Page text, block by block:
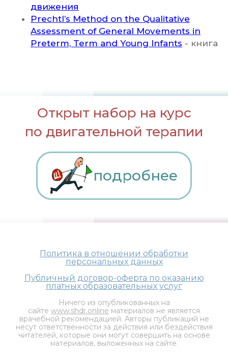
движения
Prechtl’s Method on the Qualitative
Assessment of General Movements in
Preterm, Term and Young Infants - книга
Открыт набор на курс
по двигательной терапии
подробнее
Политика в отношении обработки
персональных данных
Публичный договор-оферта по оказанию
платных образовательных услуг
Ничего из опубликованных на
сайте www.shdr.online материалов не является
врачебной рекомендацией. Авторы публикаций не
несут ответственности за действия или бездействия
читателей, которые они могут совершить на основе
материалов, выложенных на сайте.